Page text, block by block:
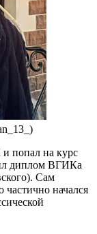
попал на курс
диплом ВГИКа
Сам
частично начался